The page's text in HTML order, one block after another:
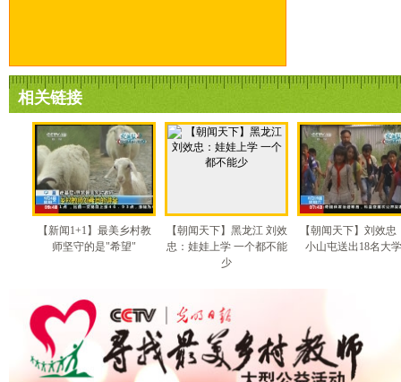
相关链接
【新闻1+1】最美乡村教
师坚守的是"希望"
【朝闻天下】黑龙江 刘效
忠：娃娃上学 一个都不能
少
【朝闻天下】刘效忠
小山屯送出18名大